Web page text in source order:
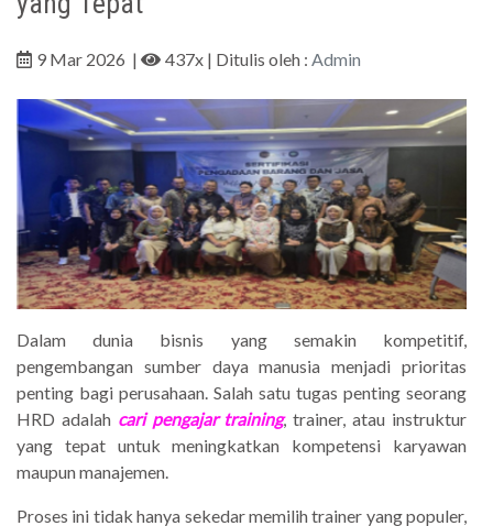
9 Mar 2026 | 437x | Ditulis oleh : Admin
Dalam dunia bisnis yang semakin kompetitif,
pengembangan sumber daya manusia menjadi prioritas
penting bagi perusahaan. Salah satu tugas penting seorang
HRD adalah cari pengajar training, trainer, atau instruktur
yang tepat untuk meningkatkan kompetensi karyawan
maupun manajemen.
Proses ini tidak hanya sekedar memilih trainer yang populer,